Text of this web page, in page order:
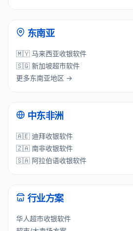
东南亚
🇲🇾 马来西亚收银软件
🇸🇬 新加坡超市软件
更多东南亚地区 →
中东非洲
🇦🇪 迪拜收银软件
🇿🇦 南非收银软件
🇸🇦 阿拉伯语收银软件
行业方案
华人超市收银软件